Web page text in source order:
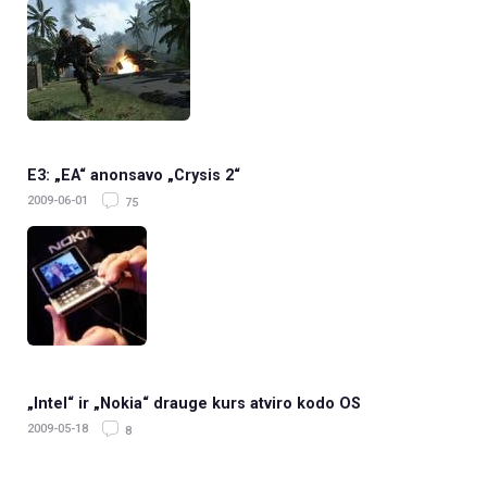
E3: „EA“ anonsavo „Crysis 2“
2009-06-01 75
„Intel“ ir „Nokia“ drauge kurs atviro kodo OS
2009-05-18 8